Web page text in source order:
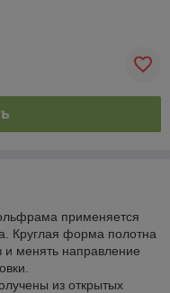
применяется
Круглая форма полотна
и менять направление
из открытых